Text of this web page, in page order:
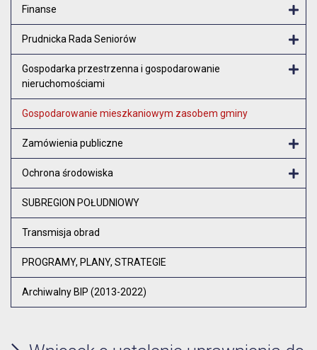
Finanse
Prudnicka Rada Seniorów
Gospodarka przestrzenna i gospodarowanie
nieruchomościami
Gospodarowanie mieszkaniowym zasobem gminy
Zamówienia publiczne
Ochrona środowiska
SUBREGION POŁUDNIOWY
Transmisja obrad
PROGRAMY, PLANY, STRATEGIE
Archiwalny BIP (2013-2022)